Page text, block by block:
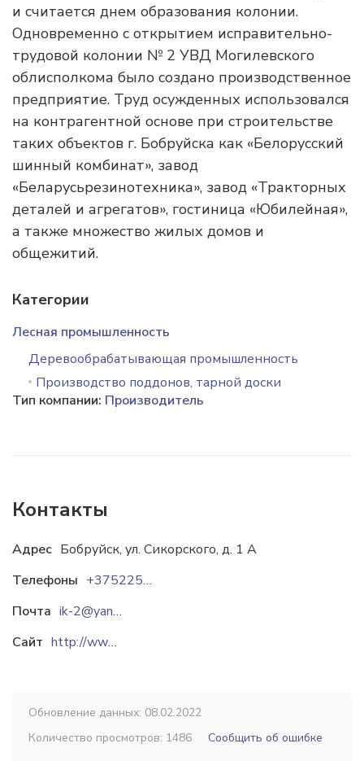
и считается днем образования колонии.
Одновременно с открытием исправительно-
трудовой колонии № 2 УВД Могилевского
облисполкома было создано производственное
предприятие. Труд осужденных использовался
на контрагентной основе при строительстве
таких объектов г. Бобруйска как «Белорусский
шинный комбинат», завод
«Беларусьрезинотехника», завод «Тракторных
деталей и агрегатов», гостиница «Юбилейная»,
а также множество жилых домов и
общежитий.
Категории
Лесная промышленность
Деревообрабатывающая промышленность
Производство поддонов, тарной доски
Тип компании: Производитель
Контакты
Адрес Бобруйск, ул. Сикорского, д. 1 А
Телефоны
+375225725970
Почта
ik-2@yandex.by
Сайт
http://www.rup2.by
Обновление данных: 08.02.2022
Количество просмотров: 1486
Сообщить об ошибке